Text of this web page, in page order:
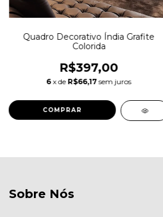
Quadro Decorativo Índia Grafite
Colorida
R$397,00
6 x de R$66,17 sem juros
COMPRAR
Sobre Nós